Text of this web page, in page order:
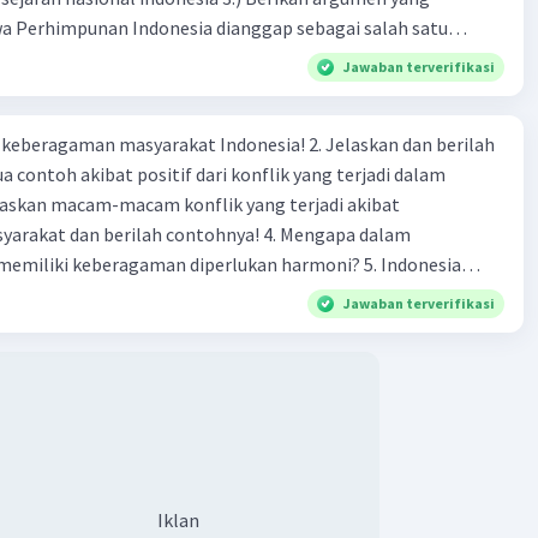
Perhimpunan Indonesia dianggap sebagai salah satu
sejarah nasional Indonesia! 4.) Apa yang dimaksud
dalam pergerakan nasional Indonesia? Lalu bagaimana
Jawaban terverifikasi
masyarakat Indonesia! 2. Jelaskan dan berilah
contoh akibat positif dari konflik yang terjadi dalam
dan berilah contohnya! 4. Mengapa dalam
keberagaman diperlukan harmoni? 5. Indonesia
yang kaya akan keberagaman baik dilihat dari agama, suku,
Berdasarkan pernyataan tersebut, apa yang dapat
Jawaban terverifikasi
Iklan